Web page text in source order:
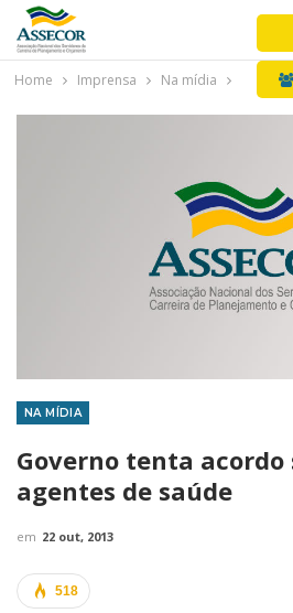
Home Imprensa Na mídia
NA MÍDIA
Governo tenta acordo
agentes de saúde
em 22 out, 2013
518